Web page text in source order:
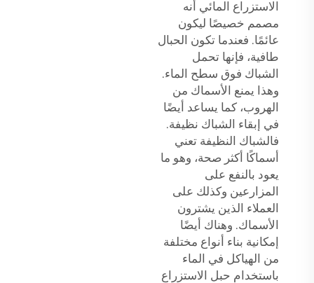
الاستزراع المائي أنه
مصمم خصيصًا ليكون
عائمًا. فعندما تكون الحبال
طافية، فإنها تحمل
الشباك فوق سطح الماء.
وهذا يمنع الأسماك من
الهروب، كما يساعد أيضًا
في إبقاء الشباك نظيفة.
فالشباك النظيفة تعني
أسماكًا أكثر صحة، وهو ما
يعود بالنفع على
المزارعين وكذلك على
العملاء الذين يشترون
الأسماك. وهناك أيضًا
إمكانية بناء أنواع مختلفة
من الهياكل في الماء
باستخدام حبل الاستزراع